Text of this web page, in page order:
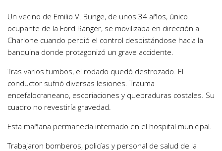
Un vecino de Emilio V. Bunge, de unos 34 años, único
ocupante de la Ford Ranger, se movilizaba en dirección a
Charlone cuando perdió el control despistándose hacia la
banquina donde protagonizó un grave accidente.
Tras varios tumbos, el rodado quedó destrozado. El
conductor sufrió diversas lesiones. Trauma
encefalocraneano, escoriaciones y quebraduras costales. Su
cuadro no revestiría gravedad.
Esta mañana permanecía internado en el hospital municipal.
Trabajaron bomberos, policías y personal de salud de la